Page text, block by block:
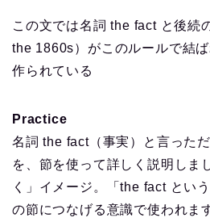
この文では名詞 the fact と後続
the 1860s）がこのルールで結
作られている
Practice
名詞 the fact（事実）と言った
を、節を使って詳しく説明しま
く」イメージ。「the fact とい
の節につなげる意識で使われま